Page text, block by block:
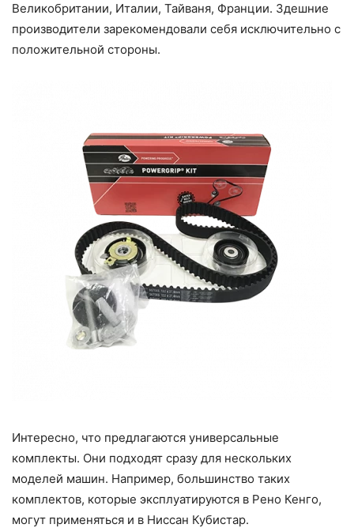
Великобритании, Италии, Тайваня, Франции. Здешние
производители зарекомендовали себя исключительно с
положительной стороны.
Интересно, что предлагаются универсальные
комплекты. Они подходят сразу для нескольких
моделей машин. Например, большинство таких
комплектов, которые эксплуатируются в Рено Кенго,
могут применяться и в Ниссан Кубистар.